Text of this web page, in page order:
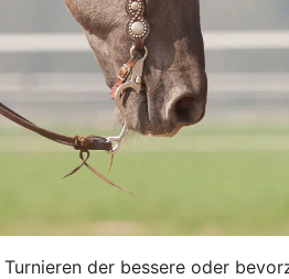
der bessere oder